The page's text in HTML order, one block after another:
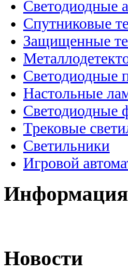
Светодиодные
Спутниковые
Защищенные
Светодиодные
Настольные
Светодиодные
Трековые
Светильники
Игровой
Информация
Новости